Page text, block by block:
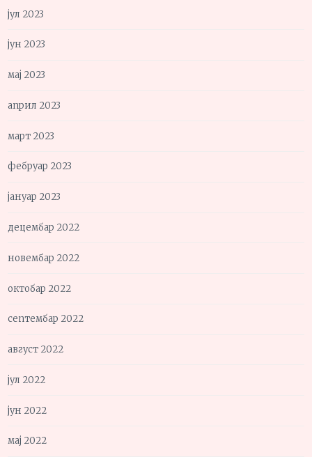
јул 2023
јун 2023
мај 2023
април 2023
март 2023
фебруар 2023
јануар 2023
децембар 2022
новембар 2022
октобар 2022
септембар 2022
август 2022
јул 2022
јун 2022
мај 2022